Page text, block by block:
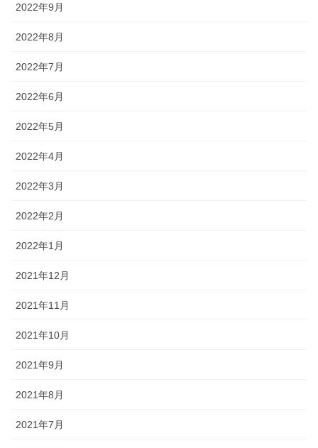
2022年9月
2022年8月
2022年7月
2022年6月
2022年5月
2022年4月
2022年3月
2022年2月
2022年1月
2021年12月
2021年11月
2021年10月
2021年9月
2021年8月
2021年7月